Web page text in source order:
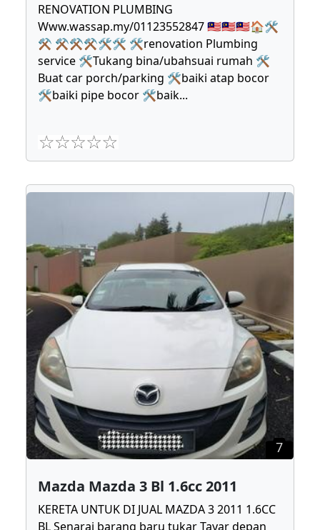
RENOVATION PLUMBING
Www.wassap.my/01123552847 🇲🇾🇲🇾🇲🇾🏠🛠
⚒ ⚒⚒⚒🛠🛠 🛠renovation Plumbing
service 🛠Tukang bina/ubahsuai rumah 🛠
Buat car porch/parking 🛠baiki atap bocor
🛠baiki pipe bocor 🛠baik...
7
Mazda Mazda 3 Bl 1.6cc 2011
KERETA UNTUK DI JUAL MAZDA 3 2011 1.6CC
BL Senarai barang baru tukar Tayar depan